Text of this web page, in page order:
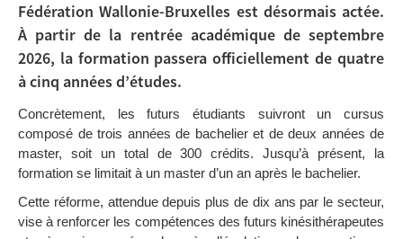
Fédération Wallonie-Bruxelles est désormais actée.
À partir de la rentrée académique de septembre
2026, la formation passera officiellement de quatre
à cinq années d’études.
Concrètement, les futurs étudiants suivront un cursus
composé de trois années de bachelier et de deux années de
master, soit un total de 300 crédits. Jusqu’à présent, la
formation se limitait à un master d’un an après le bachelier.
Cette réforme, attendue depuis plus de dix ans par le secteur,
vise à renforcer les compétences des futurs kinésithérapeutes